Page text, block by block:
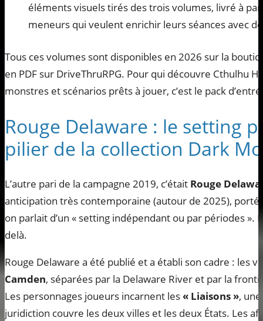
éléments visuels tirés des trois volumes, livré à
meneurs qui veulent enrichir leurs séances avec
Tous ces volumes sont disponibles en 2026 sur la
en PDF sur DriveThruRPG. Pour qui découvre Cthulhu
monstres et scénarios prêts à jouer, c’est le pack
Rouge Delaware : le setting
pilier de la collection Dark
L’autre pari de la campagne 2019, c’était Rouge
anticipation très contemporaine (autour de 2025),
on parlait d’un « setting indépendant ou par périodes ».
delà.
Rouge Delaware a été publié et a établi son cadre : les
Camden, séparées par la Delaware River et par la
Les personnages joueurs incarnent les « Liaisons »,
juridiction couvre les deux villes et les deux États. Les